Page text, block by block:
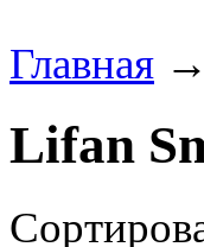
Главная →
Lifan